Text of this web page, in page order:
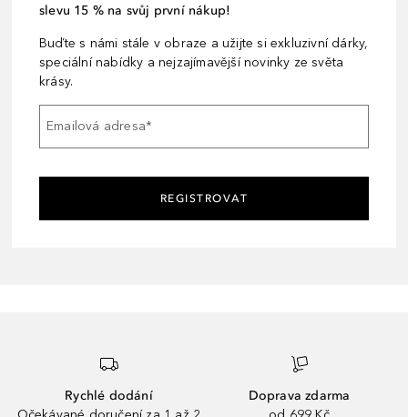
slevu 15 % na svůj první nákup!
Buďte s námi stále v obraze a užijte si exkluzivní dárky,
speciální nabídky a nejzajímavější novinky ze světa
krásy.
Emailová adresa*
REGISTROVAT
Rychlé dodání
Doprava zdarma